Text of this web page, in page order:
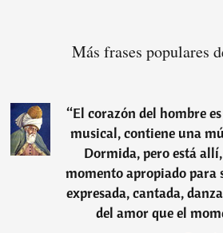
Más frases populares
“El corazón del hombre
musical, contiene una
Dormida, pero está
momento apropiado para
expresada, cantada,
del amor que el